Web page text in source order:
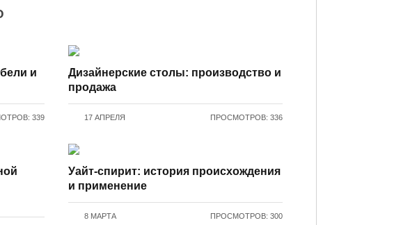
и
339
Дизайнерские столы: производство и
продажа
17 АПРЕЛЯ ПРОСМОТРОВ: 336
Уайт-спирит: история происхождения
и применение
8 МАРТА ПРОСМОТРОВ: 300